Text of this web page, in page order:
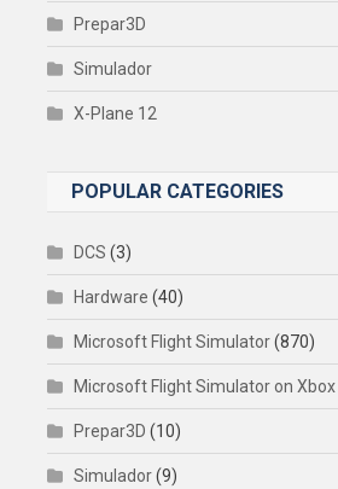
Prepar3D
Simulador
X-Plane 12
POPULAR CATEGORIES
DCS (3)
Hardware (40)
Microsoft Flight Simulator(870)
Microsoft Flight Simulator on Xbox
Prepar3D (10)
Simulador(9)